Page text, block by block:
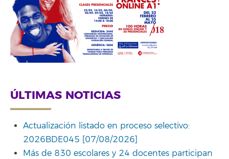
ÚLTIMAS NOTICIAS
Actualización listado en proceso selectivo:
2026BDE045 [07/08/2026]
Más de 830 escolares y 24 docentes participan